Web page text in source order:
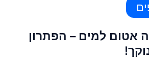
למים – הפתרון